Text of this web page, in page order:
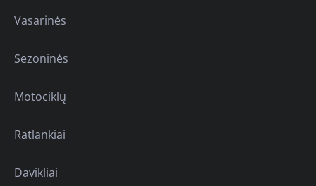
Vasarinės
Sezoninės
Motociklų
Ratlankiai
Davikliai